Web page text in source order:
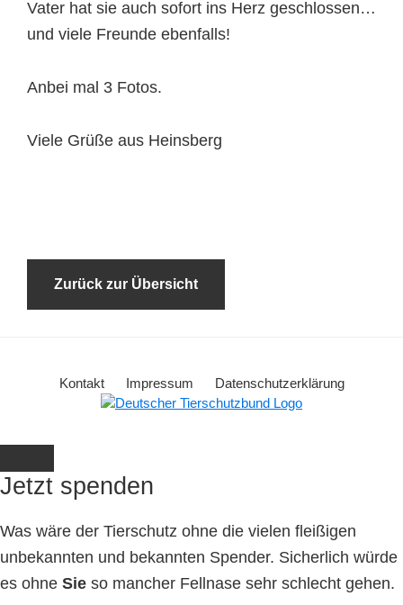
Vater hat sie auch sofort ins Herz geschlossen…
und viele Freunde ebenfalls!
Anbei mal 3 Fotos.
Viele Grüße aus Heinsberg
Zurück zur Übersicht
Kontakt Impressum Datenschutzerklärung
Jetzt spenden
Was wäre der Tierschutz ohne die vielen fleißigen
unbekannten und bekannten Spender. Sicherlich würde
es ohne Sie so mancher Fellnase sehr schlecht gehen.